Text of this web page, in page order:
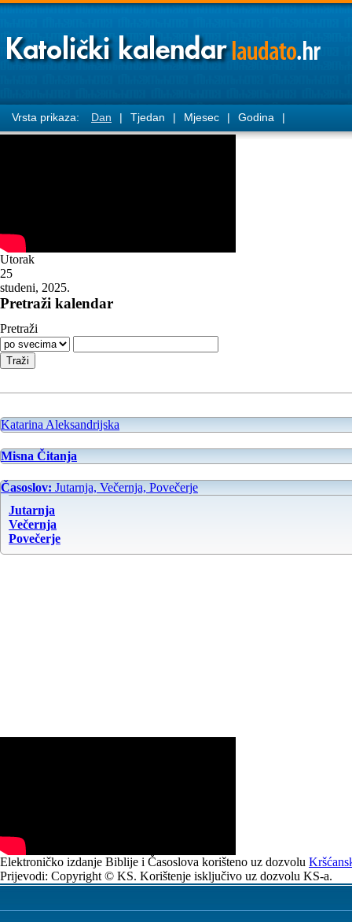
Vrsta prikaza: Dan | Tjedan | Mjesec | Godina |
Utorak
25
studeni, 2025.
Pretraži kalendar
Pretraži
Katarina Aleksandrijska
Misna Čitanja
Časoslov: Jutarnja, Večernja, Povečerje
Jutarnja
Večernja
Povečerje
Elektroničko izdanje Biblije i Časoslova korišteno uz dozvolu
Prijevodi: Copyright © KS. Korištenje isključivo uz dozvolu KS-a.